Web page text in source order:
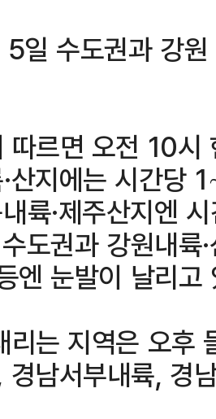
일 수도권과 강
따르면 오전 10시
산지에는 시간
내륙·제주산지엔
도권과 강원내륙
엔 눈발이 날리고
는 지역은 오후
경남서부내륙, 경